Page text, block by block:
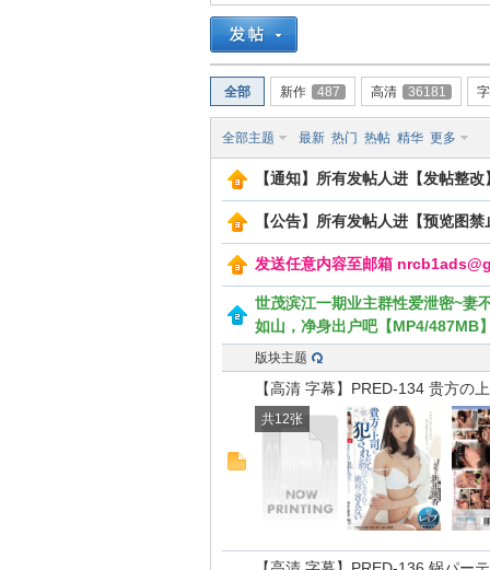
10» › ›
全部 新作 487 高清 36181
全部主题 最新 热门 热帖 精华 更多
【通知】所有发帖人进【发帖整改
【公告】所有发帖人进【预览图
发送任意内容至邮箱
世茂滨江一期业主群性爱泄密~妻
如山，净身出户吧【MP4/487MB
版块主题
【高清 字幕】PRED-134 贵方の
共12张